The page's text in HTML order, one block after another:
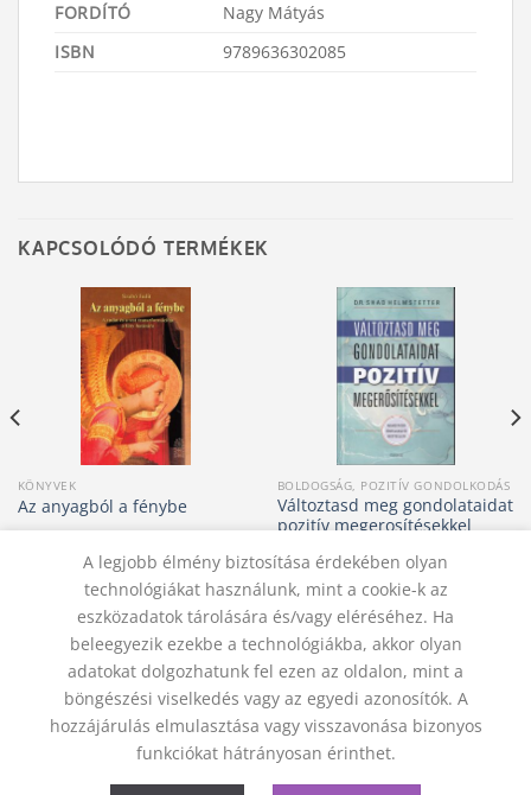
FORDÍTÓ
Nagy Mátyás
ISBN
9789636302085
KAPCSOLÓDÓ TERMÉKEK
KÖNYVEK
Az anyagból a fénybe
KOSÁRBA TESZEM
BOLDOGSÁG, POZITÍV GONDOLKODÁS
Változtasd meg gondolataidat
pozitív megerosítésekkel
KOSÁRBA TESZEM
KAPCSOLAT ADATVÉDELMI NYILATKOZAT
ÁSZF
JOGI NYILATKOZAT
SZÁLLÍTÁSI FELTÉTELEK
ELÁLLÁS A SZERZŐDÉSTŐL
© 2012 - 2026 Trigon 9000 Kft.
A legjobb élmény biztosítása érdekében olyan
technológiákat használunk, mint a cookie-k az
eszközadatok tárolására és/vagy eléréséhez. Ha
beleegyezik ezekbe a technológiákba, akkor olyan
adatokat dolgozhatunk fel ezen az oldalon, mint a
böngészési viselkedés vagy az egyedi azonosítók. A
hozzájárulás elmulasztása vagy visszavonása bizonyos
funkciókat hátrányosan érinthet.